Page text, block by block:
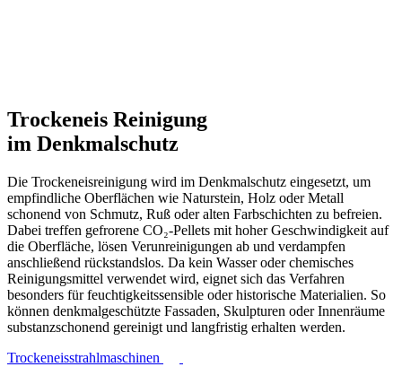
Trockeneis Reinigung
im Denkmalschutz
Die Trockeneisreinigung wird im Denkmalschutz eingesetzt, um
empfindliche Oberflächen wie Naturstein, Holz oder Metall
schonend von Schmutz, Ruß oder alten Farbschichten zu befreien.
Dabei treffen gefrorene CO₂-Pellets mit hoher Geschwindigkeit auf
die Oberfläche, lösen Verunreinigungen ab und verdampfen
anschließend rückstandslos. Da kein Wasser oder chemisches
Reinigungsmittel verwendet wird, eignet sich das Verfahren
besonders für feuchtigkeitssensible oder historische Materialien. So
können denkmalgeschützte Fassaden, Skulpturen oder Innenräume
substanzschonend gereinigt und langfristig erhalten werden.
Trockeneisstrahlmaschinen